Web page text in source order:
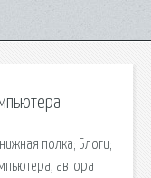
полка; Блоги;
автора